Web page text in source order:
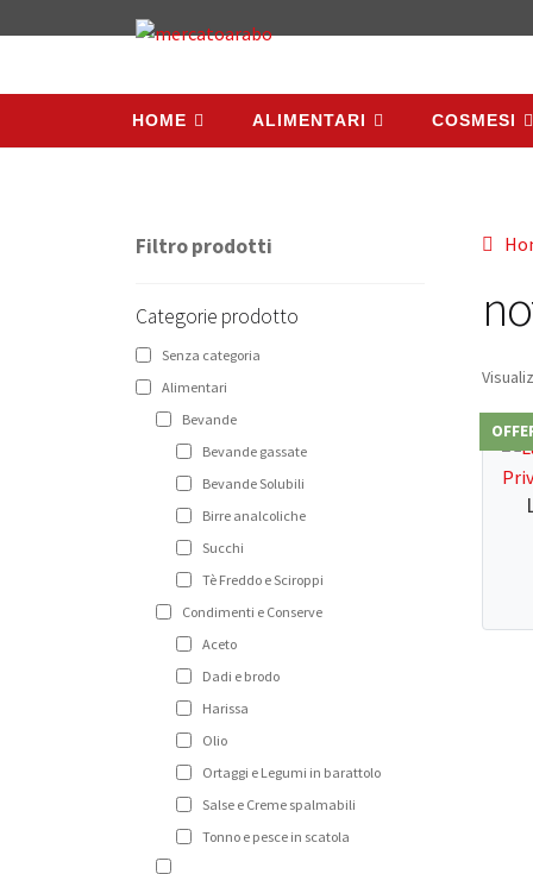
HOME ALIMENTARI COSMESI
Filtro prodotti
Categorie prodotto
Senza categoria
Alimentari
Bevande
Bevande gassate
Bevande Solubili
Birre analcoliche
Succhi
Tè Freddo e Sciroppi
Condimenti e Conserve
Aceto
Dadi e brodo
Harissa
Olio
Ortaggi e Legumi in barattolo
Salse e Creme spalmabili
Tonno e pesce in scatola